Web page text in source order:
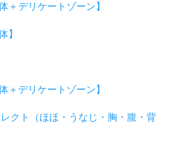
＋デリケートゾーン】
】
＋デリケートゾーン】
クト（ほほ・うなじ・胸・腹・背